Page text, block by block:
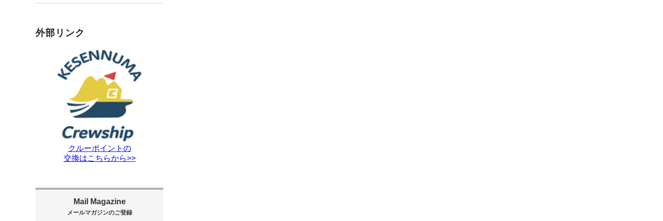
外部リンク
クルーポイントの
交換はこちらから>>